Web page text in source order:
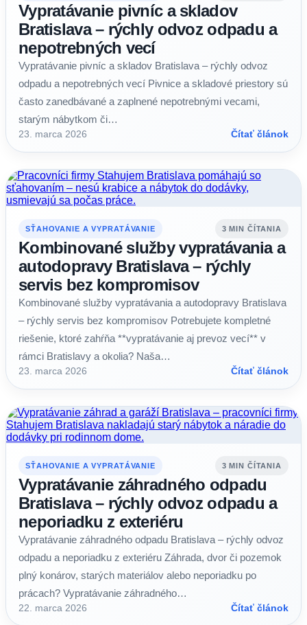
Vypratávanie pivníc a skladov
Bratislava – rýchly odvoz odpadu a
nepotrebných vecí
Vypratávanie pivníc a skladov Bratislava – rýchly odvoz
odpadu a nepotrebných vecí Pivnice a skladové priestory sú
často zanedbávané a zaplnené nepotrebnými vecami,
starým nábytkom či…
23. marca 2026 Čítať článok
SŤAHOVANIE A VYPRATÁVANIE 3 MIN ČÍTANIA
Kombinované služby vypratávania a
autodopravy Bratislava – rýchly
servis bez kompromisov
Kombinované služby vypratávania a autodopravy Bratislava
– rýchly servis bez kompromisov Potrebujete kompletné
riešenie, ktoré zahŕňa **vypratávanie aj prevoz vecí** v
rámci Bratislavy a okolia? Naša…
23. marca 2026 Čítať článok
SŤAHOVANIE A VYPRATÁVANIE 3 MIN ČÍTANIA
Vypratávanie záhradného odpadu
Bratislava – rýchly odvoz odpadu a
neporiadku z exteriéru
Vypratávanie záhradného odpadu Bratislava – rýchly odvoz
odpadu a neporiadku z exteriéru Záhrada, dvor či pozemok
plný konárov, starých materiálov alebo neporiadku po
prácach? Vypratávanie záhradného…
22. marca 2026 Čítať článok